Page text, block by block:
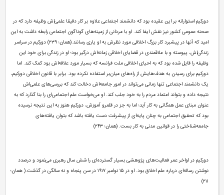
دورکیم استوارانه بر این عقیده بود که دانشمند اجتماعی علاوه بر کار دقیقا علمی‌اش وظیفه دارد که در
صحنه عمومی کشور نیز نقش ایفا کند. او با مردانی از زمینه‌های گوناگون اجتماعی رابطه داشت به این
امید که آنها در پیشبرد کار بزرگ اخلاقی مورد نظرش به او یاری رسانند.(همان؛ ۲۳۹) دورکیم در سراسر
زندگی‌اش، پیوسته و با علاقمندی در قضایای اخلاقی زمانه‌اش درگیر بود؛ او در زندگی برای خود این
وظیفه را قایل شده بود که به احیای اخلاقی ملت فرانسه که بسیار مورد علاقه‌اش بود کمک کند. اما
دورکیم برای رسیدن به هدف‌هایش از راه‌های میان‌بر استفاده نکرده بود. برابر با قانون اخلاقی دورکیم،
یک دانشمند اجتماعی تنها زمانی می‌تواند در امور جامعه‌اش دخالت کند که بررسی‌های علمی‌اش
نتیجه داده و بتواند اعتماد مردم را به خود جلب کند. او می‌خواست علم اجتماعی‌ای را بنا گذارد که به
عنوان مبنای عمل همگانی به کار آید؛ اما به جز در قلمرو آموزش، دورکیم هنوز به این نتیجه نرسیده
بود که تحقیق اجتماعی به چنان پایه‌ای از پیشرفت دست یافته باشد که بتوان یافته‌های
جامعه‌شناختی را در قوانین مدنی به کار بست. (همان؛ ۲۴۳)
دورکیم در اواخر عمر فعالیت‌های پژوهشی بسیار گسترده‌ای را شش سال رهبری می‌نمود و درصدد
نوشتن رساله‌ای درباره علم اخلاق بود. او در ۱۵ نوامبر ۱۹۱۷ در سن پنجاه و نه سالگی در گذشت.( همان؛